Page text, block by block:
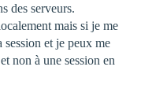
des serveurs.
mais si je me
et je peux me
non à une session en